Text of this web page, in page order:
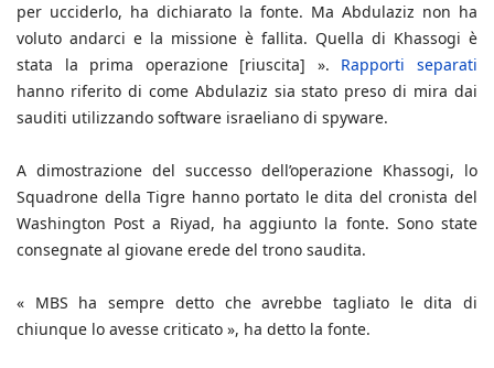
per ucciderlo, ha dichiarato la fonte. Ma Abdulaziz non ha
voluto andarci e la missione è fallita. Quella di Khassogi è
stata la prima operazione [riuscita] ». Rapporti separati
hanno riferito di come Abdulaziz sia stato preso di mira dai
sauditi utilizzando software israeliano di spyware.
A dimostrazione del successo dell’operazione Khassogi, lo
Squadrone della Tigre hanno portato le dita del cronista del
Washington Post a Riyad, ha aggiunto la fonte. Sono state
consegnate al giovane erede del trono saudita.
« MBS ha sempre detto che avrebbe tagliato le dita di
chiunque lo avesse criticato », ha detto la fonte.